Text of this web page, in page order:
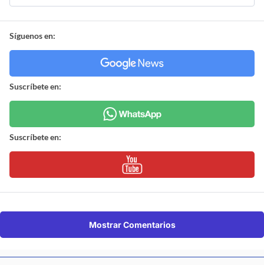
Síguenos en:
Suscríbete en:
Suscríbete en:
Mostrar Comentarios